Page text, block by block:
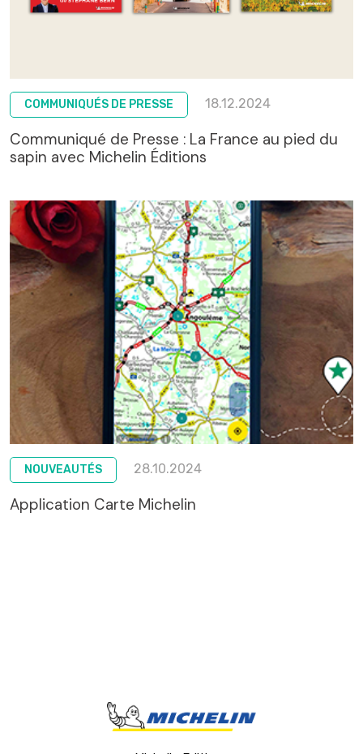
COMMUNIQUÉS DE PRESSE 18.12.2024
Communiqué de Presse : La France au pied du
sapin avec Michelin Éditions
NOUVEAUTÉS 28.10.2024
Application Carte Michelin